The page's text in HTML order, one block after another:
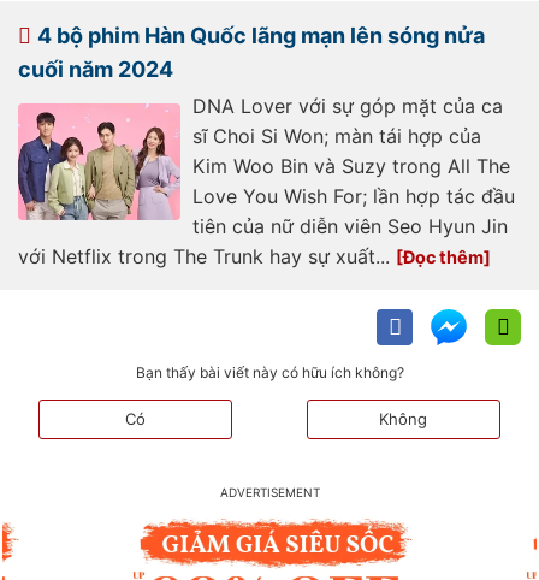
dep-nuc-no-duoc-ca-mxh-tung-ho-
193250204180950268.htm
4 bộ phim Hàn Quốc lãng mạn lên sóng nửa
cuối năm 2024
DNA Lover với sự góp mặt của ca
sĩ Choi Si Won; màn tái hợp của
Kim Woo Bin và Suzy trong All The
Love You Wish For; lần hợp tác đầu
tiên của nữ diễn viên Seo Hyun Jin
với Netflix trong The Trunk hay sự xuất...
Bạn thấy bài viết này có hữu ích không?
Có Không